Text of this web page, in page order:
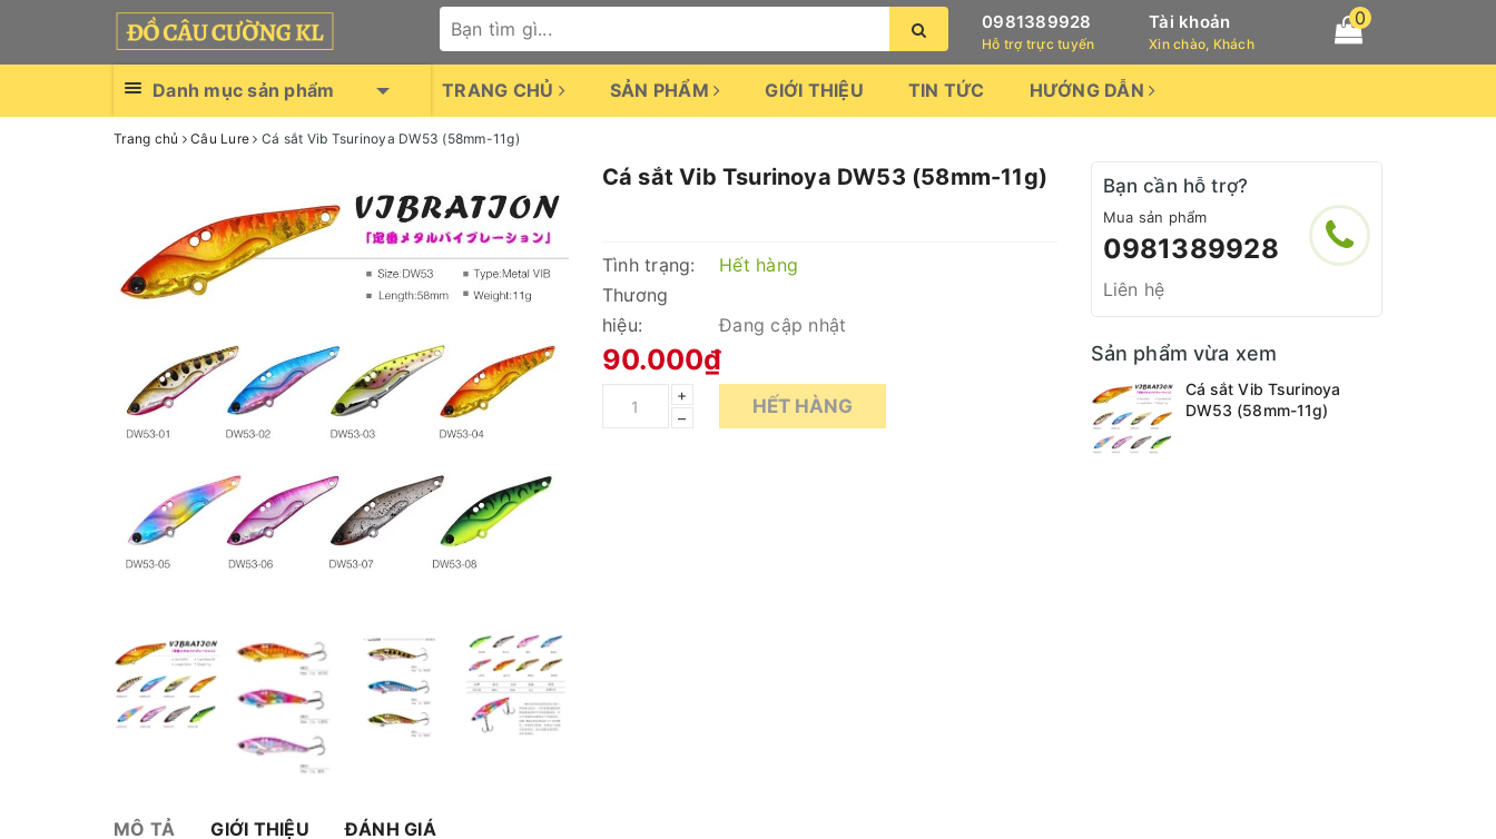
0981389928
Hỗ trợ trực tuyến
Tài khoản
Xin chào, Khách
0
Danh mục sản phẩm TRANG CHỦ SẢN PHẨM GIỚI THIỆU TIN TỨC HƯỚNG DẪN
Trang chủ Câu Lure Cá sắt Vib Tsurinoya DW53 (58mm-11g)
Cá sắt Vib Tsurinoya DW53 (58mm-11g)
Tình trạng:
Hết hàng
Thương
hiệu:
Đang cập nhật
90.000₫
+
–
HẾT HÀNG
MÔ TẢ GIỚI THIỆU ĐÁNH GIÁ
Bạn cần hỗ trợ?
Mua sản phẩm
0981389928
Liên hệ
Sản phẩm vừa xem
Cá sắt Vib Tsurinoya
DW53 (58mm-11g)